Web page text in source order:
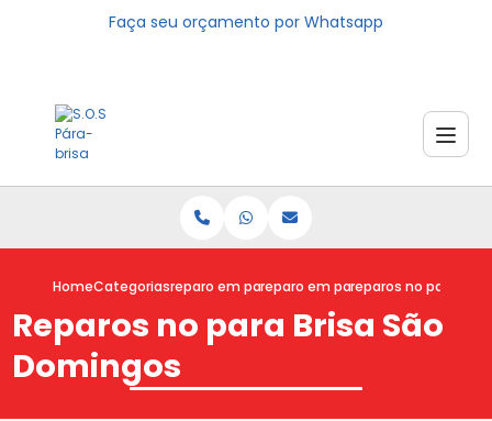
Faça seu orçamento por Whatsapp
HomeCategoriasreparo em para brisasreparo em para brisa trincado
reparos no para
Reparos no para Brisa São
Domingos